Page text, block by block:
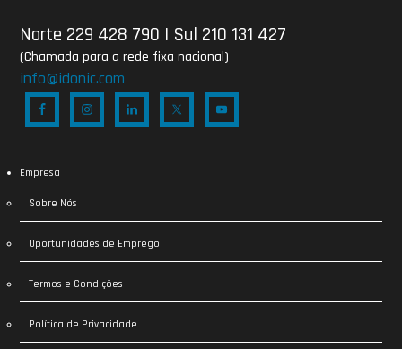
Norte 229 428 790 | Sul 210 131 427
(Chamada para a rede fixa nacional)
info@idonic.com
Empresa
Sobre Nós
Oportunidades de Emprego
Termos e Condições
Política de Privacidade